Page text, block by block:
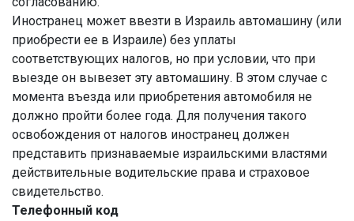
Иностранец может ввезти в Израиль автомашину (или
приобрести ее в Израиле) без уплаты
соответствующих налогов, но при условии, что при
выезде он вывезет эту автомашину. В этом случае с
момента въезда или приобретения автомобиля не
должно пройти более года. Для получения такого
освобождения от налогов иностранец должен
представить признаваемые израильскими властями
действительные водительские права и страховое
свидетельство.
Телефонный код